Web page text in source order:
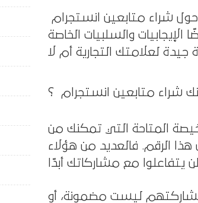
شراء متابعين انستجرام
والسلبيات الخاصة
شراء متابعين انستجرام ؟
المتاحة التي تمكنك من
فقط مقابل هذا الرقم. فالعديد من هؤلاء
ليست مضمونة، أو